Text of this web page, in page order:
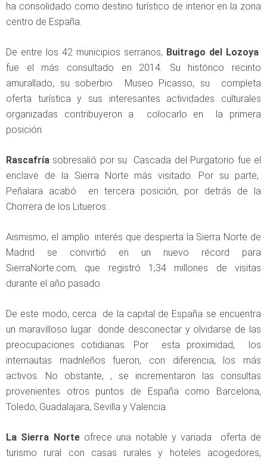
ha consolidado como destino turístico de interior en la zona
centro de España.
De entre los 42 municipios serranos, Buitrago del Lozoya
fue el más consultado en 2014. Su histórico recinto
amurallado, su soberbio Museo Picasso, su completa
oferta turística y sus interesantes actividades culturales
organizadas contribuyeron a colocarlo en la primera
posición.
Rascafría sobresalió por su Cascada del Purgatorio fue el
enclave de la Sierra Norte más visitado. Por su parte,
Peñalara acabó en tercera posición, por detrás de la
Chorrera de los Litueros .
Aismismo, el amplio interés que despierta la Sierra Norte de
Madrid se convirtió en un nuevo récord para
SierraNorte.com, que registró 1,34 millones de visitas
durante el año pasado.
De este modo, cerca de la capital de España se encuentra
un maravilloso lugar donde desconectar y olvidarse de las
preocupaciones cotidianas. Por esta proximidad, los
internautas madrileños fueron, con diferencia, los más
activos. No obstante, , se incrementaron las consultas
provenientes otros puntos de España como Barcelona,
Toledo, Guadalajara, Sevilla y Valencia.
La Sierra Norteofrece una notable y variada oferta de
turismo rural con casas rurales y hoteles acogedores,